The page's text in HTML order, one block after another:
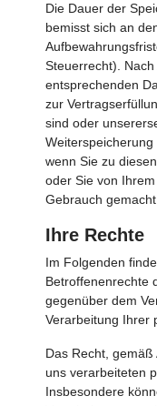
Die Dauer der
bemisst sich an
Steuerrecht).
entsprechenden
zur
sind oder
Weiterspeicherung
wenn Sie zu
oder Sie von
Gebrauch gemacht
Ihre Rechte
Im Folgenden
Betroffenenrechte
gegenüber dem
Verarbeitung Ihrer
Das Recht, gemäß
uns verarbeiteten
Insbesondere